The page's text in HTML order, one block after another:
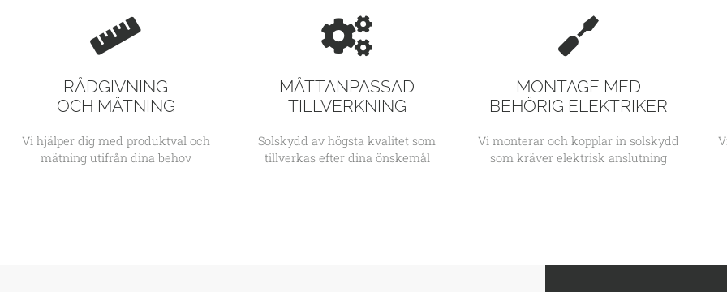
RÅDGIVNING
OCH MÄTNING
Vi hjälper dig med produktval och
mätning utifrån dina behov
MÅTTANPASSAD
TILLVERKNING
Solskydd av högsta kvalitet som
tillverkas efter dina önskemål
MONTAGE MED
BEHÖRIG ELEKTRIKER
Vi monterar och kopplar in solskydd
som kräver elektrisk anslutning